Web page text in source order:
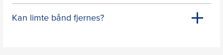
Kan limte bånd fjernes?